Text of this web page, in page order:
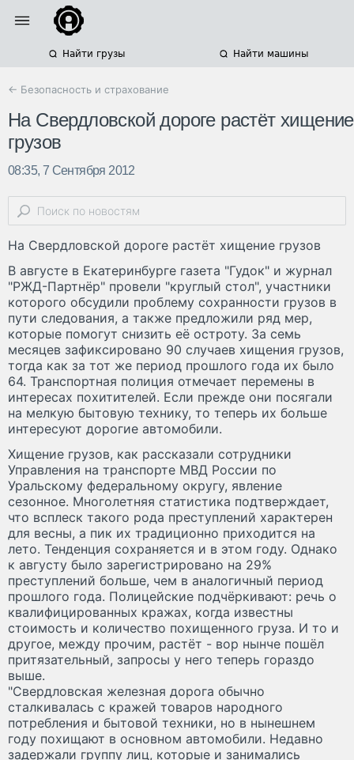
Найти грузы Найти машины
← Безопасность и страхование
На Свердловской дороге растёт хищение
грузов
08:35, 7 Сентября 2012
На Свердловской дороге растёт хищение грузов
В августе в Екатеринбурге газета "Гудок" и журнал
"РЖД-Партнёр" провели "круглый стол", участники
которого обсудили проблему сохранности грузов в
пути следования, а также предложили ряд мер,
которые помогут снизить её остроту. За семь
месяцев зафиксировано 90 случаев хищения грузов,
тогда как за тот же период прошлого года их было
64. Транспортная полиция отмечает перемены в
интересах похитителей. Если прежде они посягали
на мелкую бытовую технику, то теперь их больше
интересуют дорогие автомобили.
Хищение грузов, как рассказали сотрудники
Управления на транспорте МВД России по
Уральскому федеральному округу, явление
сезонное. Многолетняя статистика подтверждает,
что всплеск такого рода преступлений характерен
для весны, а пик их традиционно приходится на
лето. Тенденция сохраняется и в этом году. Однако
к августу было зарегистрировано на 29%
преступлений больше, чем в аналогичный период
прошлого года. Полицейские подчёркивают: речь о
квалифицированных кражах, когда известны
стоимость и количество похищенного груза. И то и
другое, между прочим, растёт - вор нынче пошёл
притязательный, запросы у него теперь гораздо
выше.
"Свердловская железная дорога обычно
сталкивалась с кражей товаров народного
потребления и бытовой техники, но в нынешнем
году похищают в основном автомобили. Недавно
задержали группу лиц, которые и занимались